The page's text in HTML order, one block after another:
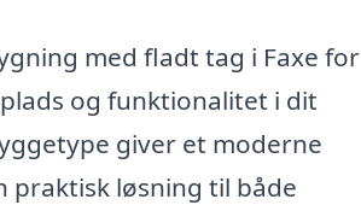
med fladt tag i Faxe for
og funktionalitet i dit
giver et moderne
praktisk løsning til både